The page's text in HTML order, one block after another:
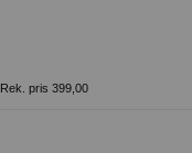
Rek. pris 399,00